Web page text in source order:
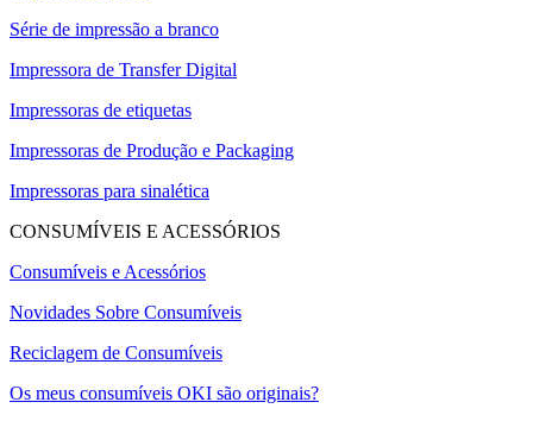
Série de impressão a branco
Impressora de Transfer Digital
Impressoras de etiquetas
Impressoras de Produção e Packaging
Impressoras para sinalética
CONSUMÍVEIS E ACESSÓRIOS
Consumíveis e Acessórios
Novidades Sobre Consumíveis
Reciclagem de Consumíveis
Os meus consumíveis OKI são originais?